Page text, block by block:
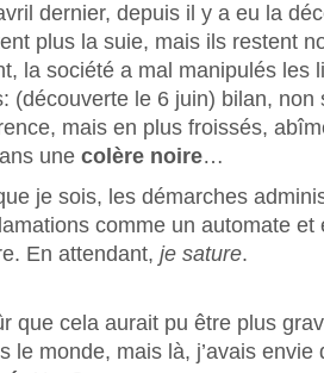
dernier, depuis il y a eu la
plus la suie, mais ils restent
la société a mal manipulés les
(découverte le 6 juin) bilan, non
mais en plus froissés,
une colère noire…
je sois, les démarches
comme un automate et
En attendant, je sature.
que cela aurait pu être plus
le monde, mais là, j’avais